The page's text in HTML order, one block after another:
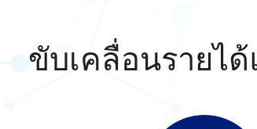
ขับเคลื่อนรายไ